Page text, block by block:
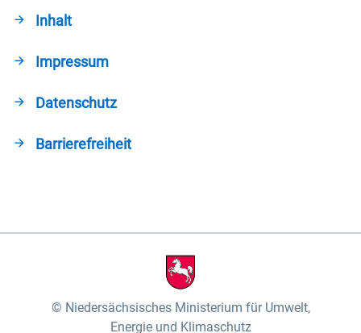
Inhalt
Impressum
Datenschutz
Barrierefreiheit
Niedersächsisches Ministerium für Umwelt,
Energie und Klimaschutz